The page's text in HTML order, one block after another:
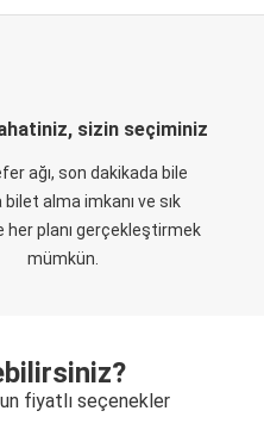
sizin seçiminiz
ağı, son dakikada bile
bilet alma imkanı ve sık
her planı gerçekleştirmek
mümkün.
fiyatlı seçenekler